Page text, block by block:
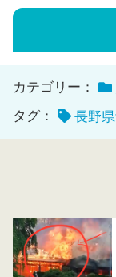
カテゴリー：
タグ：
長野